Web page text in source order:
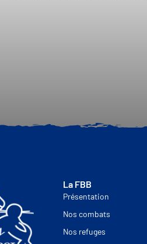
La FBB
Présentation
Nos combats
Nos refuges